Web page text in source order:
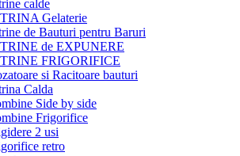
calde
Gelaterie
de Bauturi pentru Baruri
de EXPUNERE
FRIGORIFICE
si Racitoare bauturi
Calda
Side by side
Frigorifice
2 usi
retro